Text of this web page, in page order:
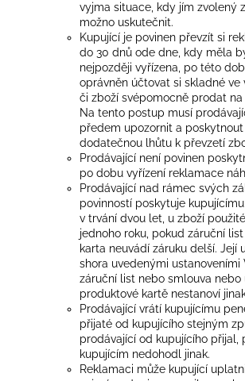
vyjma situace, kdy jím zvolený
možno uskutečnit.
Kupující je povinen převzít si
do 30 dnů ode dne, kdy měla
nejpozději vyřízena, po této
oprávněn účtovat si skladné ve
či zboží svépomocně prodat
Na tento postup musí
předem upozornit a
dodatečnou lhůtu k převzetí
Prodávající není povinen
po dobu vyřízení reklamace
Prodávající nad rámec svých
povinností poskytuje
v trvání dvou let, u zboží
jednoho roku, pokud záruční
karta neuvádí záruku delší. Její
shora uvedenými ustanoveními
záruční list nebo smlouva nebo
produktové kartě nestanoví
Prodávající vrátí kupujícímu
přijaté od kupujícího stejným
prodávající od kupujícího přijal,
kupujícím nedohodl jinak.
Reklamaci může kupující